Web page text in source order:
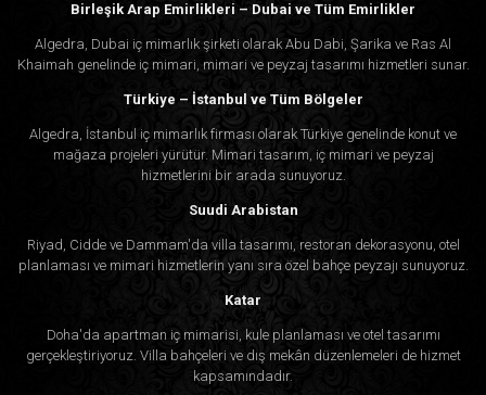
Birleşik Arap Emirlikleri – Dubai ve Tüm Emirlikler
Algedra, Dubai iç mimarlık şirketi olarak Abu Dabi, Şarika ve Ras Al
Khaimah genelinde iç mimari, mimari ve peyzaj tasarımı hizmetleri sunar.
Türkiye – İstanbul ve Tüm Bölgeler
Algedra, İstanbul iç mimarlık firması olarak Türkiye genelinde konut ve
mağaza projeleri yürütür. Mimari tasarım, iç mimari ve peyzaj
hizmetlerini bir arada sunuyoruz.
Suudi Arabistan
Riyad, Cidde ve Dammam'da villa tasarımı, restoran dekorasyonu, otel
planlaması ve mimari hizmetlerin yanı sıra özel bahçe peyzajı sunuyoruz.
Katar
Doha'da apartman iç mimarisi, kule planlaması ve otel tasarımı
gerçekleştiriyoruz. Villa bahçeleri ve dış mekân düzenlemeleri de hizmet
kapsamındadır.